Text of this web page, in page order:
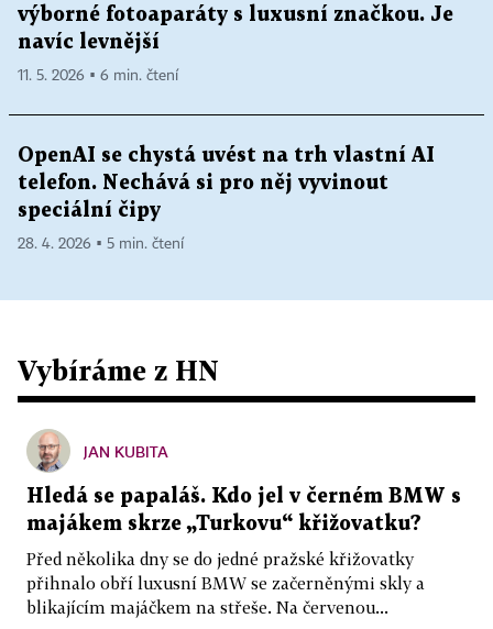
výborné fotoaparáty s luxusní značkou. Je
navíc levnější
11. 5. 2026 ▪ 6 min. čtení
OpenAI se chystá uvést na trh vlastní AI
telefon. Nechává si pro něj vyvinout
speciální čipy
28. 4. 2026 ▪ 5 min. čtení
Vybíráme z HN
JAN KUBITA
Hledá se papaláš. Kdo jel v černém BMW s
majákem skrze „Turkovu“ křižovatku?
Před několika dny se do jedné pražské křižovatky
přihnalo obří luxusní BMW se začerněnými skly a
blikajícím majáčkem na střeše. Na červenou...